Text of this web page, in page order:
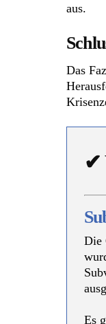
aus.
Das
✔
Die
Es